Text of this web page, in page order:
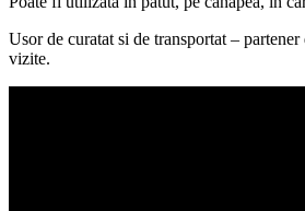
Usor de curatat si de transportat –
vizite.